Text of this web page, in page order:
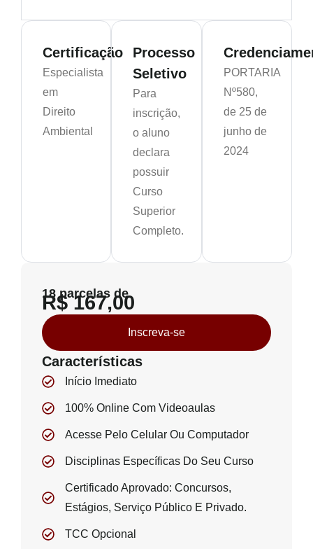
Certificação
Especialista
em
Direito
Ambiental
Processo
Seletivo
Para
inscrição,
o aluno
declara
possuir
Curso
Superior
Completo.
PORTARIA
Nº580,
de 25 de
junho de
2024
18 parcelas de
R$ 167,00
Inscreva-se
Características
Início Imediato
100% Online Com Videoaulas
Acesse Pelo Celular Ou Computador
Disciplinas Específicas Do Seu Curso
Certificado Aprovado: Concursos,
Estágios, Serviço Público E Privado.
TCC Opcional